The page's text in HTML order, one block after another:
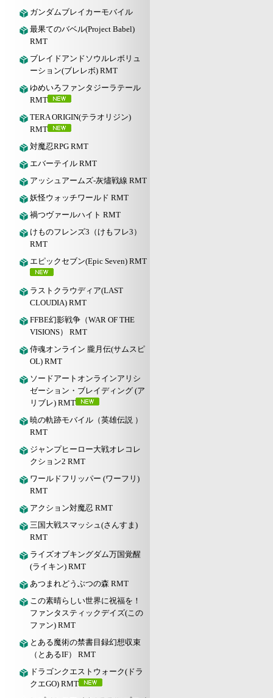
ガンダムブレイカーモバイル
最果てのバベル(Project Babel)
RMT
ブレイドアンドソウルレボリュ
ーション(ブレレボ) RMT
ゆめいろファンタジーラテール
RMT
TERA ORIGIN(テラオリジン)
RMT
対魔忍RPG RMT
エバーテイル RMT
アッシュアームズ‐灰燼戦線 RMT
妖怪ウォッチワールド RMT
禍つヴァールハイト RMT
けものフレンズ3（けもフレ3）
RMT
エピックセブン(Epic Seven) RMT
ラストクラウディア(LAST
CLOUDIA) RMT
FFBE幻影戦争（WAR OF THE
VISIONS） RMT
侍魂オンライン 朧月伝(サムスピ
OL) RMT
ソードアートオンラインアリシ
ゼーション・ブレイディング (ア
リブレ) RMT
暁の軌跡モバイル（英雄伝説 ）
RMT
ジャンプヒーロー大戦オレコレ
クション2 RMT
ワールドフリッパー (ワーフリ)
RMT
アクション対魔忍 RMT
三国大戦スマッシュ(さんすま)
RMT
ライズオブキングダム万国覚醒
(ライキン) RMT
あつまれどうぶつの森 RMT
この素晴らしい世界に祝福を！
ファンタスティックデイズ(この
ファン) RMT
とある魔術の禁書目録幻想収束
（とあるIF） RMT
ドラゴンクエストウォーク(ドラ
クエGO) RMT